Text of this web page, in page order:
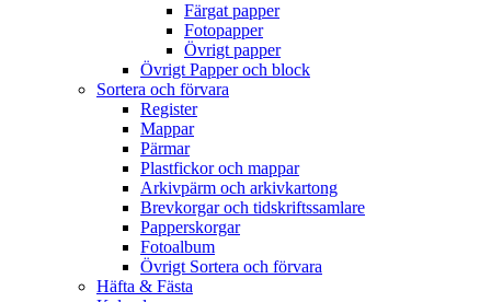
Färgat papper
Fotopapper
Övrigt papper
Övrigt Papper och block
Sortera och förvara
Register
Mappar
Pärmar
Plastfickor och mappar
Arkivpärm och arkivkartong
Brevkorgar och tidskriftssamlare
Papperskorgar
Fotoalbum
Övrigt Sortera och förvara
Häfta & Fästa